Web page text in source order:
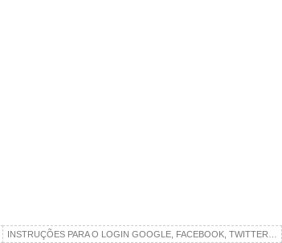
INSTRUÇÕES PARA O LOGIN GOOGLE, FACEBOOK, TWITTER…